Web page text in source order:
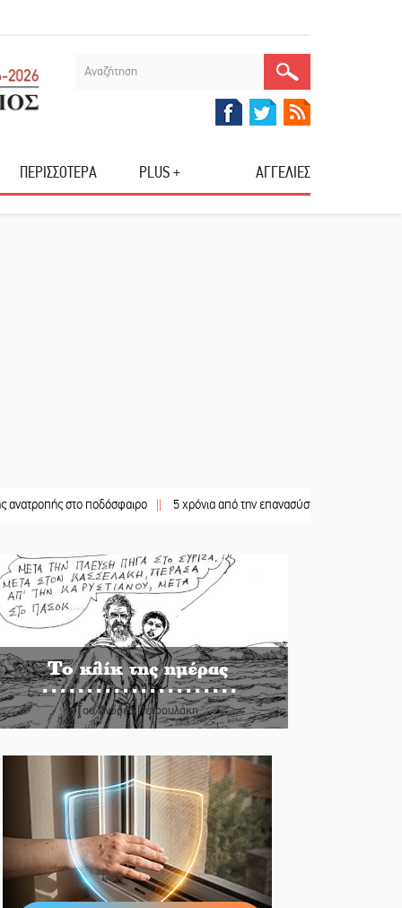
ΠΕΡΙΣΣΟΤΕΡΑ PLUS + ΑΓΓΕΛΙΕΣ
στο ποδόσφαιρο || 5 χρόνια από την επανασύσταση της ΙΜ Παναγίας
Το κλίκ της ημέρας
Του Ανδρέα Πετρουλάκη